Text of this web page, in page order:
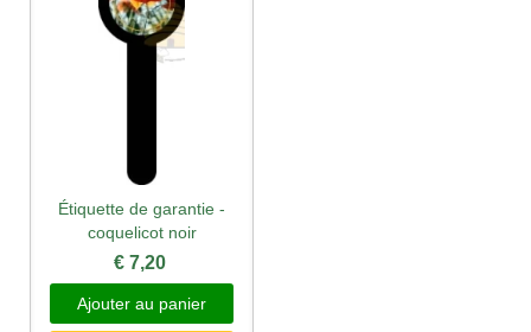
Étiquette de garantie -
coquelicot noir
€ 7,20
Ajouter au panier